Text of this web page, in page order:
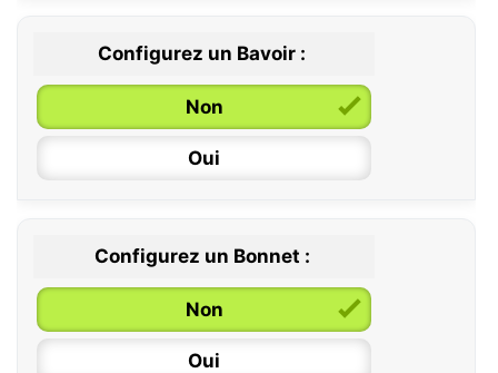
Configurez un Bavoir :
Non
Oui
Configurez un Bonnet :
Non
Oui